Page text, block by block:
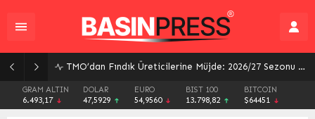
TMO’dan Fındık Üreticilerine Müjde: 2026/27 Sezonu Alım Fiyatları ve Destekler Açıklandı
GRAM ALTIN
6.493,17
DOLAR
47,5929
EURO
54,9560
BIST 100
13.798,82
BITCOIN
$64451